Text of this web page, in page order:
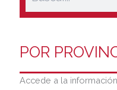
POR
Accede a la